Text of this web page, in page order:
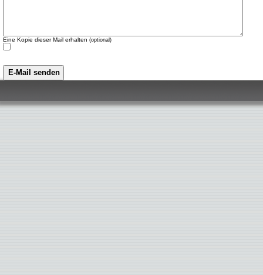
Eine Kopie dieser Mail erhalten (optional)
E-Mail senden